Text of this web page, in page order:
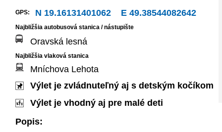
GPS: N 19.16131401062 E 49.38544082642
Najbližšia autobusová stanica / nástupište
Oravská lesná
Najbližšia vlaková stanica
Mníchova Lehota
Výlet je zvládnuteľný aj s detským kočíkom
Výlet je vhodný aj pre malé deti
Popis: